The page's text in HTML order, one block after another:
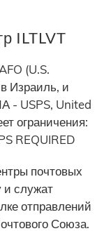
ILTLVT
(U.S.
Израиль, и
- USPS, United
ограничения:
REQUIRED
почтовых
и служат
отправлений
Союза.